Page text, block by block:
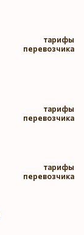
тарифы
перевозчика
тарифы
перевозчика
тарифы
перевозчика